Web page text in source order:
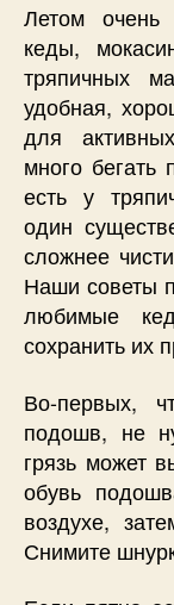
Летом очень
кеды,
тряпичных
удобная,
для
много
есть у
один
сложнее
Наши советы
любимые
сохранить их
Во-первых,
подошв, не
грязь может
обувь
воздухе,
Снимите